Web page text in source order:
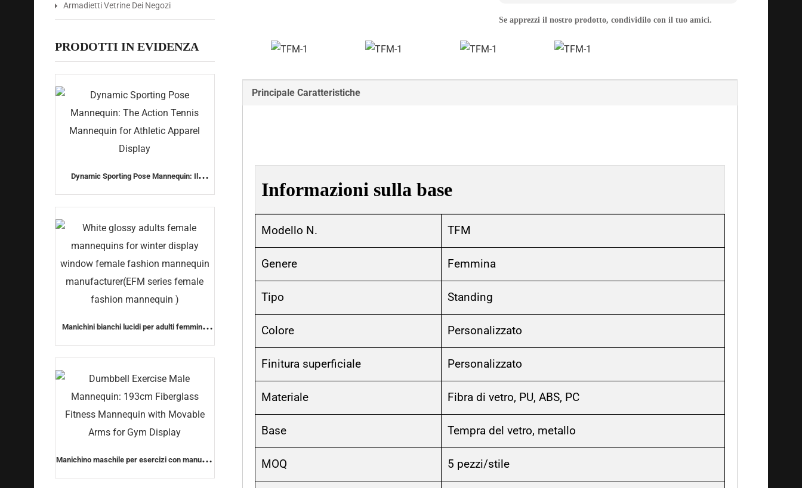
Armadietti Vetrine Dei Negozi
PRODOTTI IN EVIDENZA
Dynamic Sporting Pose Mannequin: Il
Manichini bianchi lucidi per adulti femminili
Manichino maschile per esercizi con manubri:
Se apprezzi il nostro prodotto, condividilo con il tuo amici.
Principale Caratteristiche
Informazioni sulla base
Modello N. TFM
Genere Femmina
Tipo Standing
Colore Personalizzato
Finitura superficiale Personalizzato
Materiale Fibra di vetro, PU, ABS, PC
Base Tempra del vetro, metallo
MOQ 5 pezzi/stile